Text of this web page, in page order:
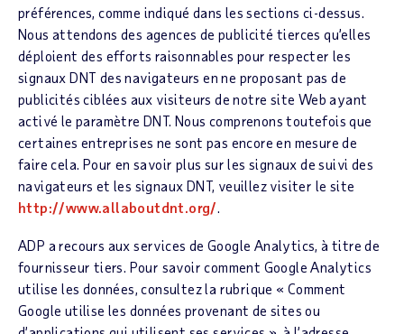
préférences, comme indiqué dans les sections ci-dessus.
Nous attendons des agences de publicité tierces qu’elles
déploient des efforts raisonnables pour respecter les
signaux DNT des navigateurs en ne proposant pas de
publicités ciblées aux visiteurs de notre site Web ayant
activé le paramètre DNT. Nous comprenons toutefois que
certaines entreprises ne sont pas encore en mesure de
faire cela. Pour en savoir plus sur les signaux de suivi des
navigateurs et les signaux DNT, veuillez visiter le site
http://www.allaboutdnt.org/.
ADP a recours aux services de Google Analytics, à titre de
fournisseur tiers. Pour savoir comment Google Analytics
utilise les données, consultez la rubrique « Comment
Google utilise les données provenant de sites ou